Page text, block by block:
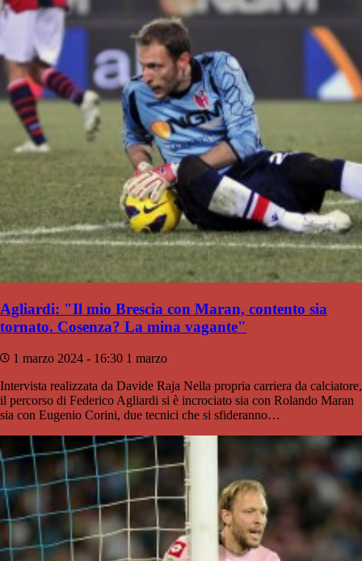
Agliardi: "Il mio Brescia con Maran, contento sia
tornato. Cosenza? La mina vagante"
1 marzo 2024 - 16:30 1 marzo
Intervista realizzata da Davide Raja Nella propria carriera da calciatore,
il percorso di Federico Agliardi si è incrociato sia con Rolando Maran
sia con Eugenio Corini, due tecnici che si sfideranno…